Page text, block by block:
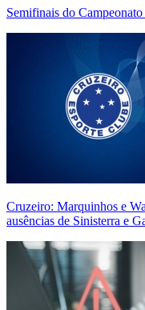
Semifinais do
Cruzeiro: Marquinhos e
ausências de Sinisterra e